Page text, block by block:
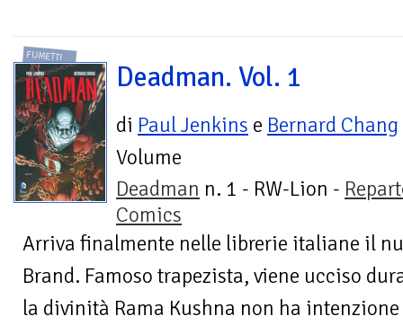
FUMETTI
Deadman. Vol. 1
di Paul Jenkins e Bernard Chang
Volume
Deadman n. 1 - RW-Lion -
Comics
Arriva finalmente nelle librerie italiane il
Brand. Famoso trapezista, viene ucciso
la divinità Rama Kushna non ha